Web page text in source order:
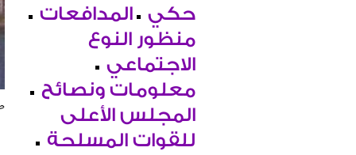
حكي
المدافعات
منظور النوع
الاجتماعي
معلومات ونصائح
المجلس الأعلى
للقوات المسلحة